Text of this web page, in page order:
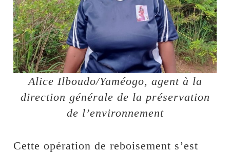
Alice Ilboudo/Yaméogo, agent à la
direction générale de la préservation
de l’environnement
Cette opération de reboisement s’est